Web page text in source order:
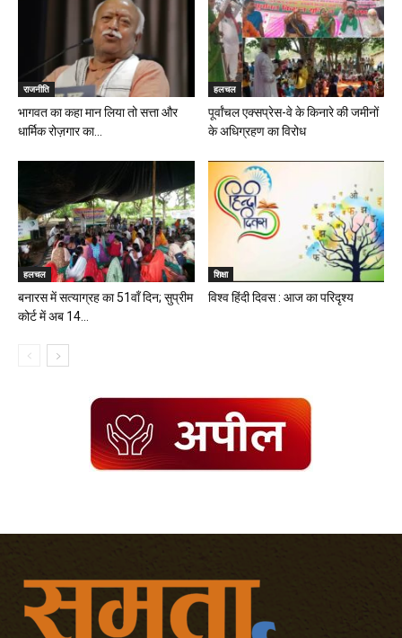
राजनीति
भागवत का कहा मान लिया तो सत्ता और
धार्मिक रोज़गार का...
हलचल
पूर्वांचल एक्सप्रेस-वे के किनारे की जमीनों
के अधिग्रहण का विरोध
हलचल
बनारस में सत्याग्रह का 51वॉं दिन; सुप्रीम
कोर्ट में अब 14...
शिक्षा
विश्व हिंदी दिवस : आज का परिदृश्य